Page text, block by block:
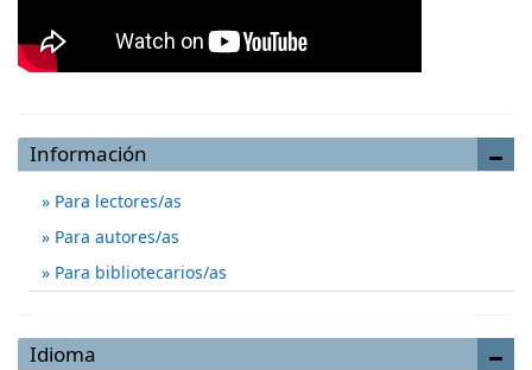
Información
Para lectores/as
Para autores/as
Para bibliotecarios/as
Idioma